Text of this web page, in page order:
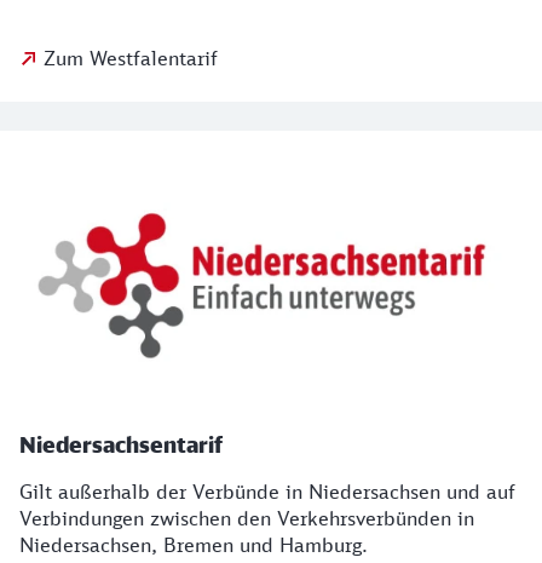
Zum Westfalentarif
Niedersachsentarif
Gilt außerhalb der Verbünde in Niedersachsen und auf
Verbindungen zwischen den Verkehrsverbünden in
Niedersachsen, Bremen und Hamburg.